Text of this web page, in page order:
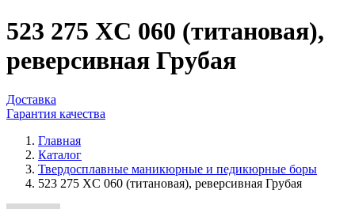
523 275 XC 060 (титановая),
реверсивная Грубая
Доставка
Гарантия качества
Главная
Каталог
Твердосплавные маникюрные и педикюрные боры
523 275 XC 060 (титановая), реверсивная Грубая